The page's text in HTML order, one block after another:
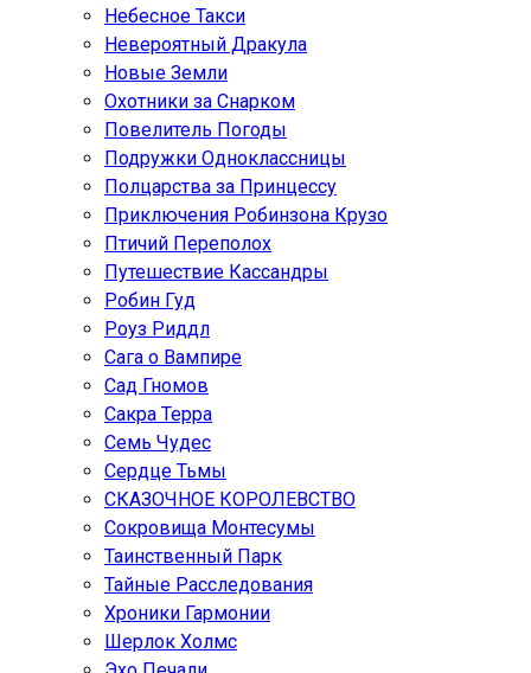
Небесное Такси
Невероятный Дракула
Новые Земли
Охотники за Снарком
Повелитель Погоды
Подружки Одноклассницы
Полцарства за Принцессу
Приключения Робинзона Крузо
Птичий Переполох
Путешествие Кассандры
Робин Гуд
Роуз Риддл
Сага о Вампире
Сад Гномов
Сакра Терра
Семь Чудес
Сердце Тьмы
СКАЗОЧНОЕ КОРОЛЕВСТВО
Сокровища Монтесумы
Таинственный Парк
Тайные Расследования
Хроники Гармонии
Шерлок Холмс